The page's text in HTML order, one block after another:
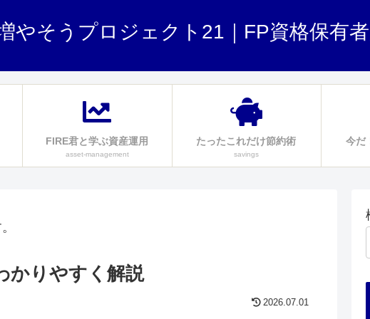
やそうプロジェクト21｜FP資格保有
FIRE君と学ぶ資産運用
asset-management
たったこれだけ節約術
savings
今だ
かりやすく解説
2026.07.01